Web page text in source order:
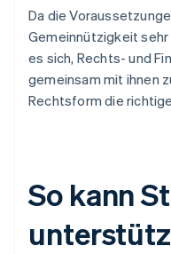
Da die
Gemeinnützigkeit
es sich, Rechts- und
gemeinsam mit ihnen
Rechtsform die
So kann